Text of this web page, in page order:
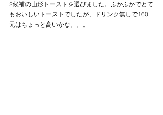
2候補の山形トーストを選びました。ふかふかでとて
もおいしいトーストでしたが、ドリンク無しで160
元はちょっと高いかな。。。